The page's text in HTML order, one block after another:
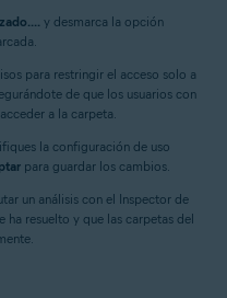
y desmarca la opción
para restringir el acceso solo a
de que los usuarios con
a la carpeta.
la configuración de uso
para guardar los cambios.
un análisis con el Inspector de
resuelto y que las carpetas del